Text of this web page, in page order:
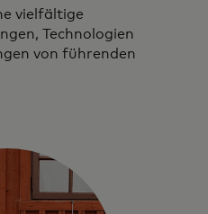
vielfältige
Technologien
von führenden